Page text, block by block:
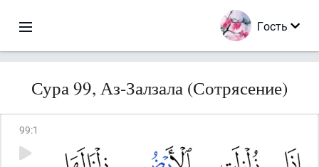
Гость
Сура 99, Аз-Залзала (Сотрясение)
99:1